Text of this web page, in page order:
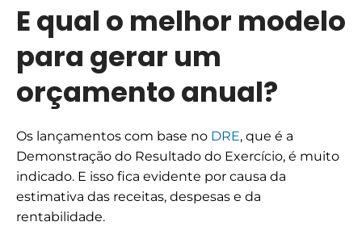
E qual o melhor modelo
para gerar um
orçamento anual?
Os lançamentos com base no DRE, que é a
Demonstração do Resultado do Exercício, é muito
indicado. E isso fica evidente por causa da
estimativa das receitas, despesas e da
rentabilidade.